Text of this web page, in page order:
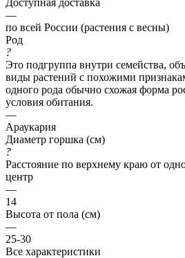
—
по всей России (растения с весны)
Род
?
Это подгруппа внутри семейства,
виды растений с похожими
одного рода обычно схожая форма
условия обитания.
—
Араукария
Диаметр горшка (см)
?
Расстояние по верхнему краю от
центр
—
14
Высота от пола (см)
—
25-30
Все характеристики